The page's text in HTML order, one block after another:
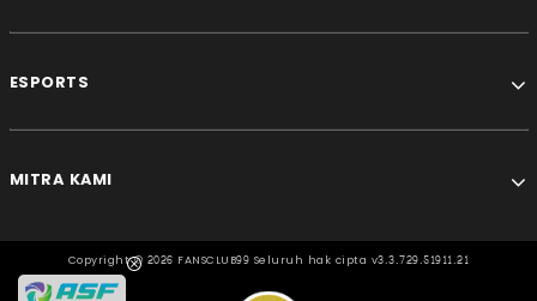
ESPORTS
MITRA KAMI
Copyright © 2026 FANSCLUB99 Seluruh hak cipta v3.3.729.51911.21